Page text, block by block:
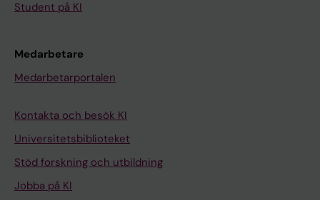
Student på KI
Medarbetare
Medarbetarportalen
Kontakta och besök KI
Universitetsbiblioteket
Stöd forskning och utbildning
Jobba på KI